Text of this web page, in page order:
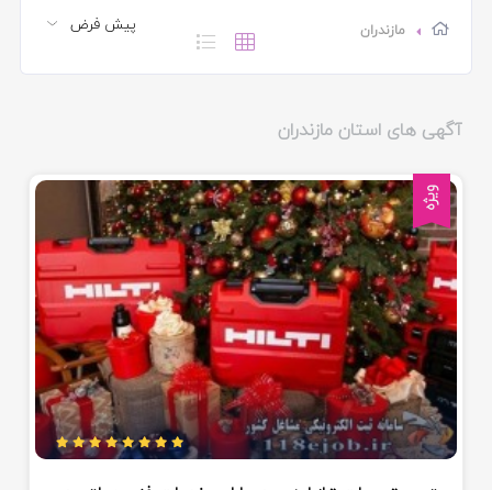
چمستان
نشتارود
سلمان شهر
ایزدشهر
گلوگاه
سرخرود
شیرگاه
کلار آباد
مازندران
آگهی های استان مازندران
ویژه